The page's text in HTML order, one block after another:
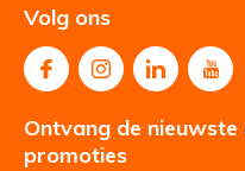
Volg ons
Ontvang de nieuwste
promoties